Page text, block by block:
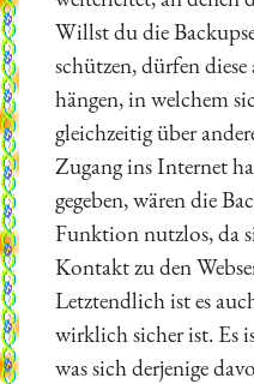
Willst du die
schützen, dürfen
hängen, in welchem
gleichzeitig über
Zugang ins Internet
gegeben, wären die
Funktion nutzlos, da
Kontakt zu den
Letztendlich ist es
wirklich sicher ist. Es
was sich derjenige